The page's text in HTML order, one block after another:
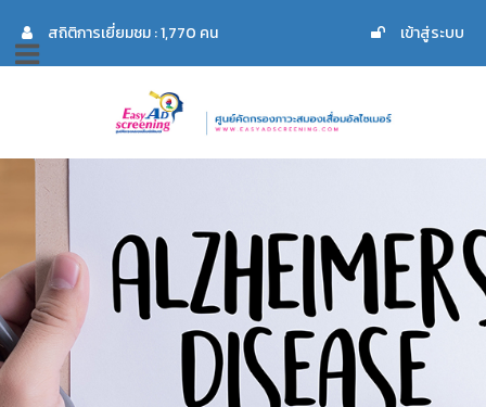
เข้าสู่ระบบ
สถิติการเยี่ยมชม : 1,770 คน